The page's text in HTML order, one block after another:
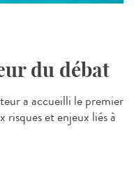
du débat
a accueilli le premier
et enjeux liés à